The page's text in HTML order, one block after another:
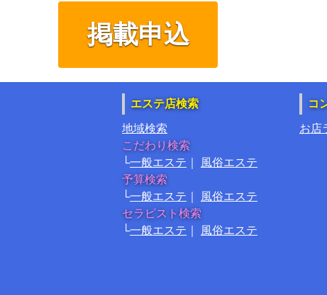
掲載申込
エステ店検索
地域検索
こだわり検索
一般エステ
風俗エステ
予算検索
一般エステ
風俗エステ
セラピスト検索
一般エステ
風俗エステ
コ
お店